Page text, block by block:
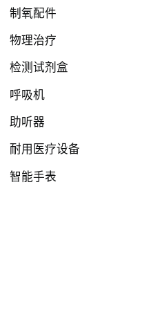
制氧配件
物理治疗
检测试剂盒
呼吸机
助听器
耐用医疗设备
智能手表